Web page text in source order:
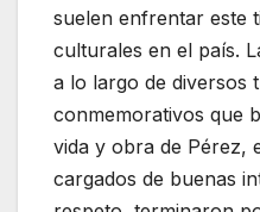
suelen enfrentar este
culturales en el país.
a lo largo de diversos
conmemorativos que
vida y obra de Pérez,
cargados de buenas